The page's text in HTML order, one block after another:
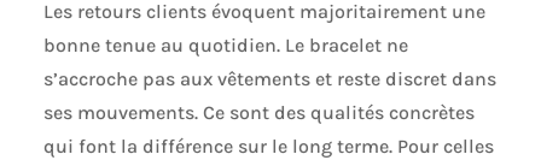
Les retours clients évoquent majoritairement une
bonne tenue au quotidien. Le bracelet ne
s’accroche pas aux vêtements et reste discret dans
ses mouvements. Ce sont des qualités concrètes
qui font la différence sur le long terme. Pour celles